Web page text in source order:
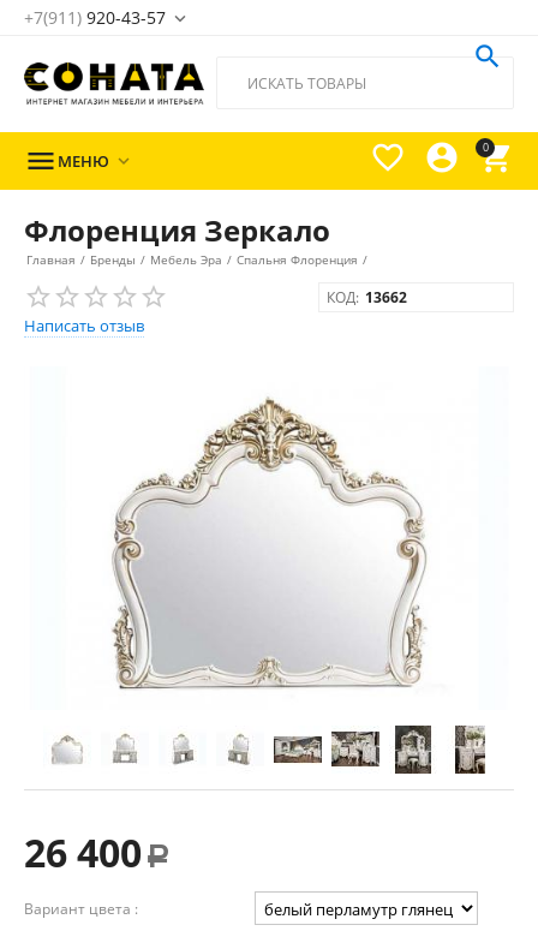
+7(911) 920-43-57 
0




 МЕНЮ 
Флоренция Зеркало
Главная / Бренды / Мебель Эра / Спальня Флоренция /
Написать отзыв
КОД: 13662
26 400 Р
Вариант цвета :